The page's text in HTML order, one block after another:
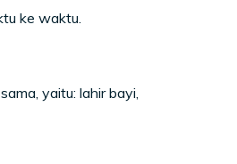
ke waktu.
yaitu: lahir bayi,